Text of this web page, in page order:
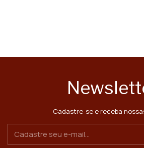
Cadastre-se e receba